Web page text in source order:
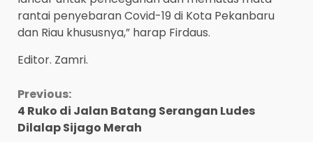
rantai penyebaran Covid-19 di Kota Pekanbaru
dan Riau khususnya,” harap Firdaus.
Editor. Zamri.
Continue
Reading
Previous:
4 Ruko di Jalan Batang Serangan Ludes
Dilalap Sijago Merah